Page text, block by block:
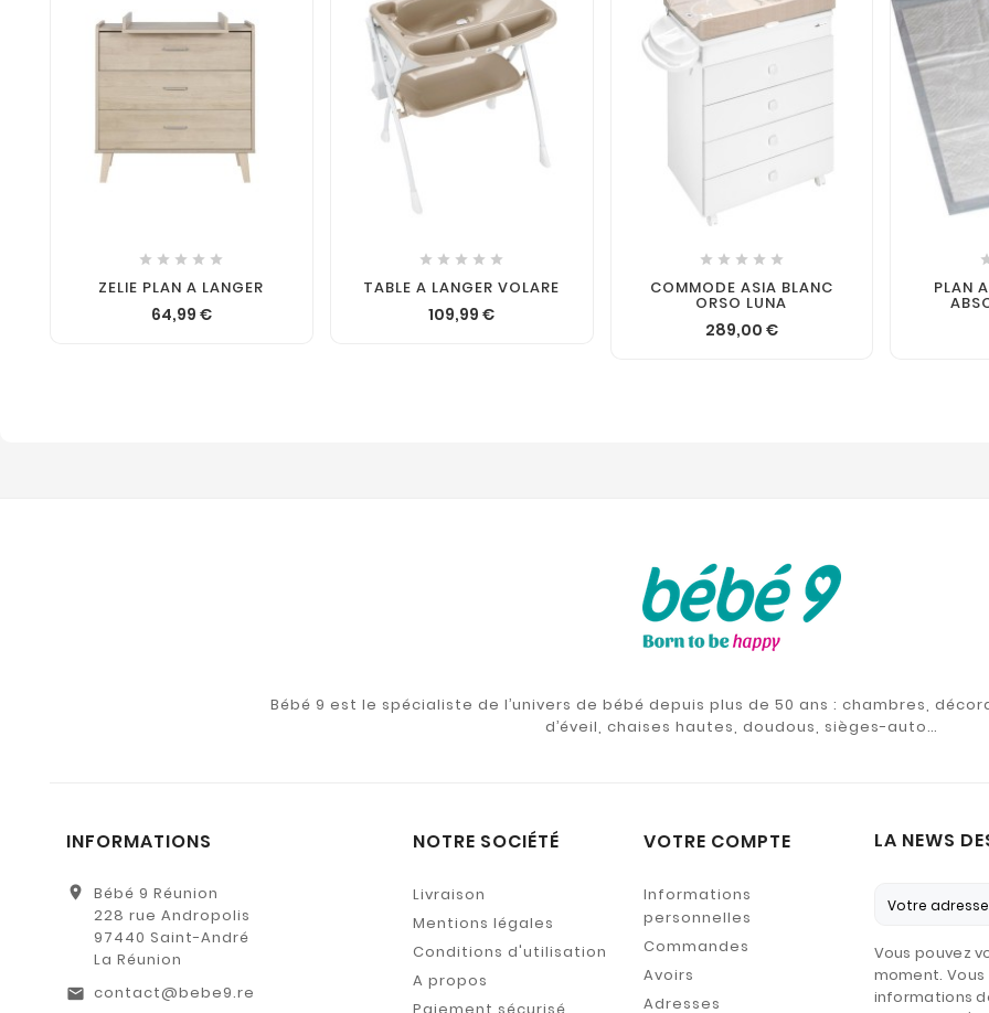
    
ZELIE PLAN A LANGER
64,99 €
    
TABLE A LANGER VOLARE
109,99 €
    
COMMODE ASIA BLANC
ORSO LUNA
289,00 €
PLAN
Bébé 9 est le spécialiste de l’univers de bébé depuis plus de 50 ans : chambres,
d’éveil, chaises hautes, doudous, sièges-auto…
INFORMATIONS
location_on
Bébé 9 Réunion
228 rue Andropolis
97440 Saint-André
La Réunion
email contact@bebe9.re
NOTRE SOCIÉTÉ
Livraison
Mentions légales
Conditions d'utilisation
A propos
VOTRE COMPTE
Informations
personnelles
Commandes
Avoirs
Adresses
LA NEWS
Vous pouvez
moment.
informations